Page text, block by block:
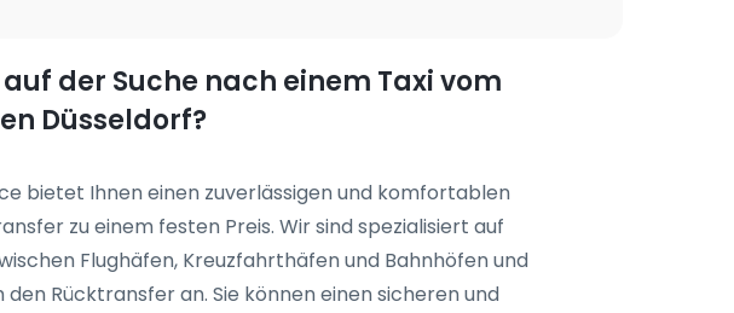
auf der Suche nach einem Taxi vom
Düsseldorf?
bietet Ihnen einen zuverlässigen und komfortablen
zu einem festen Preis. Wir sind spezialisiert auf
Flughäfen, Kreuzfahrthäfen und Bahnhöfen und
den Rücktransfer an. Sie können einen sicheren und